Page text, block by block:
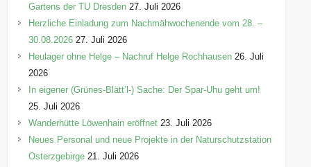
Gartens der TU Dresden 27. Juli 2026
Herzliche Einladung zum Nachmähwochenende vom 28. –
30.08.2026 27. Juli 2026
Heulager ohne Helge – Nachruf Helge Rochhausen 26. Juli
2026
In eigener (Grünes-Blätt’l-) Sache: Der Spar-Uhu geht um!
25. Juli 2026
Wanderhütte Löwenhain eröffnet 23. Juli 2026
Neues Personal und neue Projekte in der Naturschutzstation
Osterzgebirge 21. Juli 2026